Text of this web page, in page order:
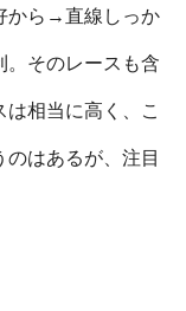
から→直線しっか
。そのレースも含
は相当に高く、こ
はあるが、注目